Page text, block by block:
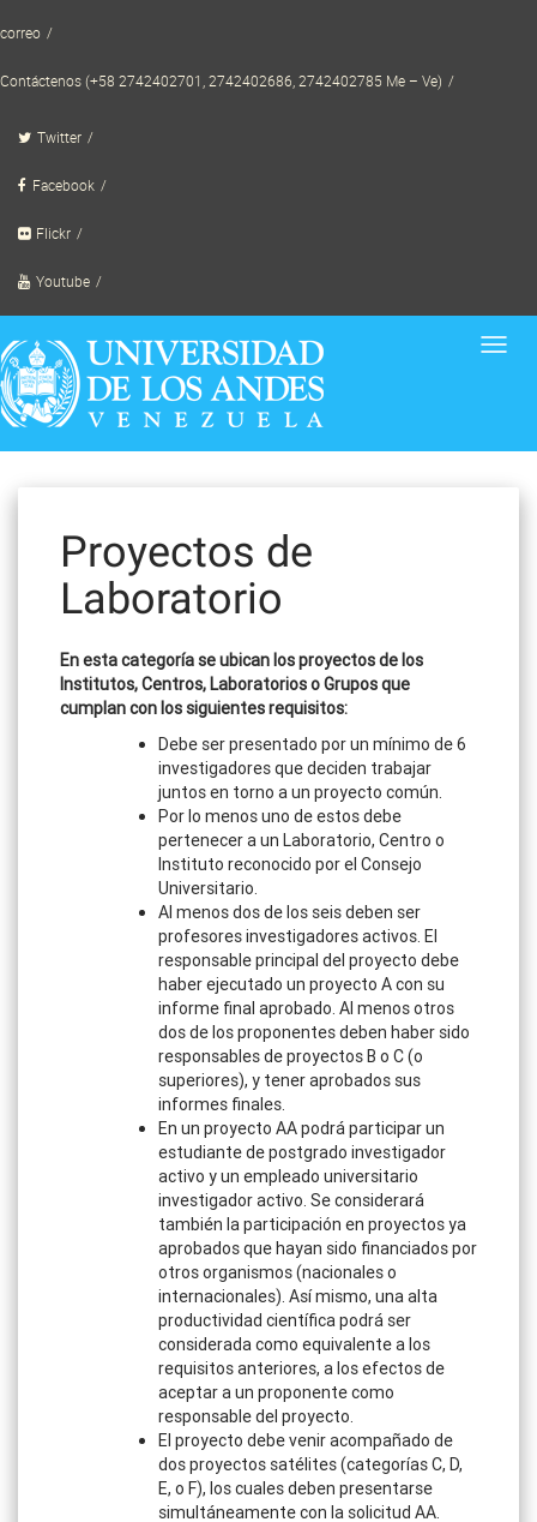
to
correo
Contáctenos (+58 2742402701, 2742402686, 2742402785 Me – Ve)
Twitter
Facebook
Flickr
Youtube
Proyectos de
Laboratorio
En esta categoría se ubican los proyectos de los
Institutos, Centros, Laboratorios o Grupos que
cumplan con los siguientes requisitos:
Debe ser presentado por un mínimo de 6
investigadores que deciden trabajar
juntos en torno a un proyecto común.
Por lo menos uno de estos debe
pertenecer a un Laboratorio, Centro o
Instituto reconocido por el Consejo
Universitario.
Al menos dos de los seis deben ser
profesores investigadores activos. El
responsable principal del proyecto debe
haber ejecutado un proyecto A con su
informe final aprobado. Al menos otros
dos de los proponentes deben haber sido
responsables de proyectos B o C (o
superiores), y tener aprobados sus
informes finales.
En un proyecto AA podrá participar un
estudiante de postgrado investigador
activo y un empleado universitario
investigador activo. Se considerará
también la participación en proyectos ya
aprobados que hayan sido financiados por
otros organismos (nacionales o
internacionales). Así mismo, una alta
productividad científica podrá ser
considerada como equivalente a los
requisitos anteriores, a los efectos de
aceptar a un proponente como
responsable del proyecto.
El proyecto debe venir acompañado de
dos proyectos satélites (categorías C, D,
E, o F), los cuales deben presentarse
simultáneamente con la solicitud AA.